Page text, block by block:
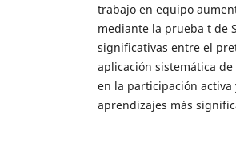
trabajo en equipo
mediante la prueba t de
significativas entre el
aplicación sistemática
en la participación
aprendizajes más